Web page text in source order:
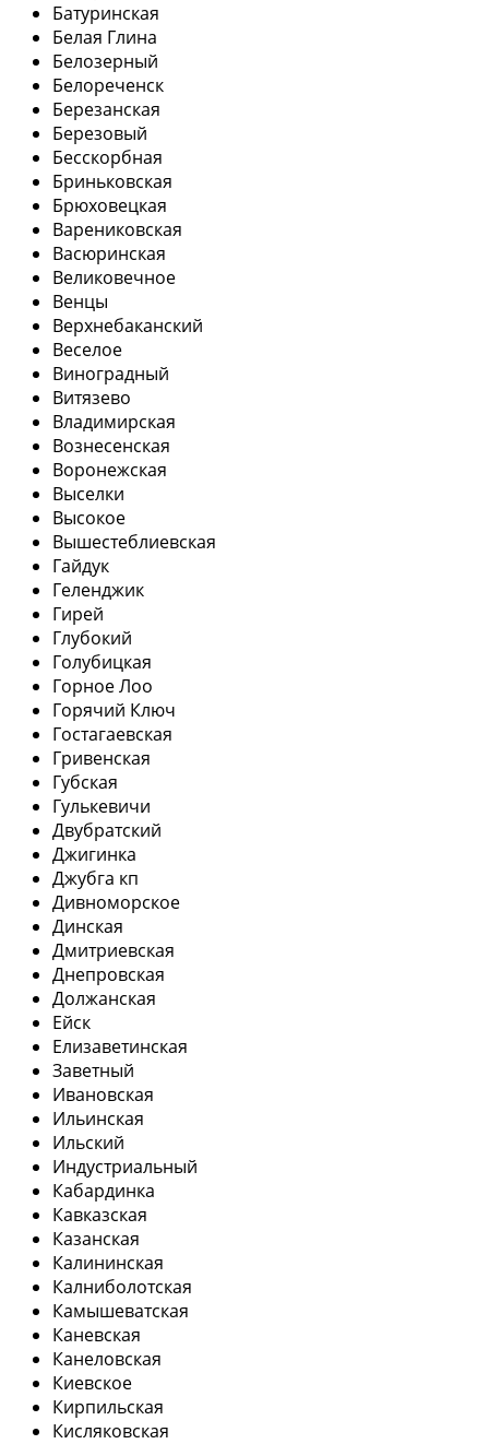
Батуринская
Белая Глина
Белозерный
Белореченск
Березанская
Березовый
Бесскорбная
Бриньковская
Брюховецкая
Варениковская
Васюринская
Великовечное
Венцы
Верхнебаканский
Веселое
Виноградный
Витязево
Владимирская
Вознесенская
Воронежская
Выселки
Высокое
Вышестеблиевская
Гайдук
Геленджик
Гирей
Глубокий
Голубицкая
Горное Лоо
Горячий Ключ
Гостагаевская
Гривенская
Губская
Гулькевичи
Двубратский
Джигинка
Джубга кп
Дивноморское
Динская
Дмитриевская
Днепровская
Должанская
Ейск
Елизаветинская
Заветный
Ивановская
Ильинская
Ильский
Индустриальный
Кабардинка
Кавказская
Казанская
Калининская
Калниболотская
Камышеватская
Каневская
Канеловская
Киевское
Кирпильская
Кисляковская